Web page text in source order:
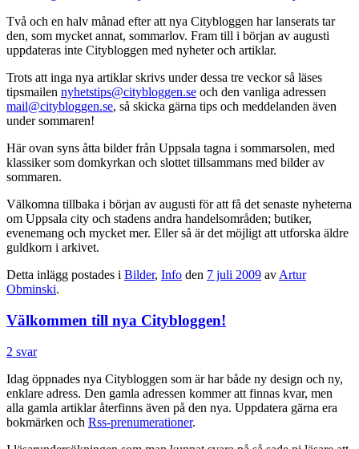
Två och en halv månad efter att nya Citybloggen har lanserats tar
den, som mycket annat, sommarlov. Fram till i början av augusti
uppdateras inte Citybloggen med nyheter och artiklar.
Trots att inga nya artiklar skrivs under dessa tre veckor så läses
tipsmailen nyhetstips@citybloggen.se och den vanliga adressen
mail@citybloggen.se, så skicka gärna tips och meddelanden även
under sommaren!
Här ovan syns åtta bilder från Uppsala tagna i sommarsolen, med
klassiker som domkyrkan och slottet tillsammans med bilder av
sommaren.
Välkomna tillbaka i början av augusti för att få det senaste nyheterna
om Uppsala city och stadens andra handelsområden; butiker,
evenemang och mycket mer. Eller så är det möjligt att utforska äldre
guldkorn i arkivet.
Detta inlägg postades i Bilder, Info den 7 juli 2009 av Artur
Obminski.
Välkommen till nya Citybloggen!
2 svar
Idag öppnades nya Citybloggen som är har både ny design och ny,
enklare adress. Den gamla adressen kommer att finnas kvar, men
alla gamla artiklar återfinns även på den nya. Uppdatera gärna era
bokmärken och Rss-prenumerationer.